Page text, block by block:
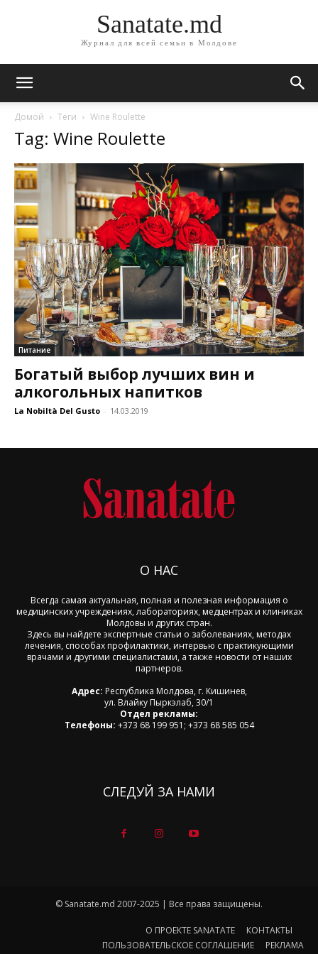
Sanatate.md
Журнал для всей семьи в Молдове
Домой Теги Wine Roulette
Tag: Wine Roulette
Питание
Богатый выбор лучших вин и
алкогольных напитков
La Nobiltà Del Gusto - 14.03.2019
О НАС
Всегда самая актуальная, полная и полезная информация о
медицинских учреждениях, лабораториях, медцентрах и клиниках
Молдовы и других стран.
Здесь вы найдете экспертные статьи о заболеваниях, методах
лечения, способах профилактики, интервью с практикующими
врачами и другими специалистами, а также новости от наших
партнеров.
Адрес: Республика Молдова, г. Кишинев,
ул. Влайку Пыркэлаб, 30/1
Отдел рекламы:
Телефоны: +373 68 199 951; +373 68 585 054
СЛЕДУЙ ЗА НАМИ
© Sanatate.md 2007-2025 | Все права защищены.
О ПРОЕКТЕ SANATATE
КОНТАКТЫ
ПОЛЬЗОВАТЕЛЬСКОЕ СОГЛАШЕНИЕ
РЕКЛАМА